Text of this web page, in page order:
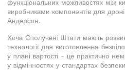
функціональних можливостях між
виробниками компонентів для
Андерсон.
Хоча Сполучені Штати мають
технології для виготовлення
у плані вартості - це практично
у відмінностях у стандартах